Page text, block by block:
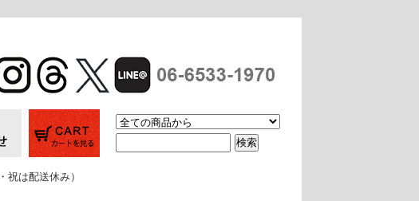
祝は配送休み）